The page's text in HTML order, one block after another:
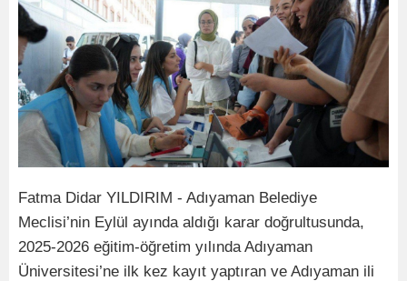
Fatma Didar YILDIRIM - Adıyaman Belediye
Meclisi’nin Eylül ayında aldığı karar doğrultusunda,
2025-2026 eğitim-öğretim yılında Adıyaman
Üniversitesi’ne ilk kez kayıt yaptıran ve Adıyaman ili